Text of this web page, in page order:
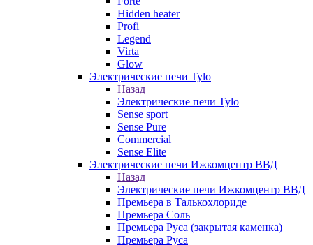
Hidden heater
Profi
Legend
Virta
Glow
Электрические печи Tylo
Назад
Электрические печи Tylo
Sense sport
Sense Pure
Commercial
Sense Elite
Электрические печи Ижкомцентр ВВД
Назад
Электрические печи Ижкомцентр ВВД
Премьера в Талькохлориде
Премьера Cоль
Премьера Руса (закрытая каменка)
Премьера Руса